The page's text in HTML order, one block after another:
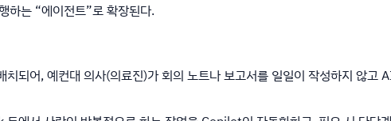
하는 “에이전트”로 확장된다.
되어, 예컨대 의사(의료진)가 회의 노트나 보고서를 일일이 작성하지 않고